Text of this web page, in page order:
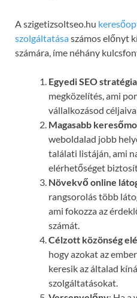
A szigetizsoltseo.hu
szolgáltatásaszámos előnyt
számára, íme néhány
Egyedi SEO stratégia
megközelítés, ami
vállalkozásod
Magasabb
weboldalad jobb
találati listáján, ami
elérhetőséget
Növekvő online
rangsorolás több
ami fokozza az
számát.
Célzott közönség
hogy azokat az
keresik az általad
szolgáltatásokat.